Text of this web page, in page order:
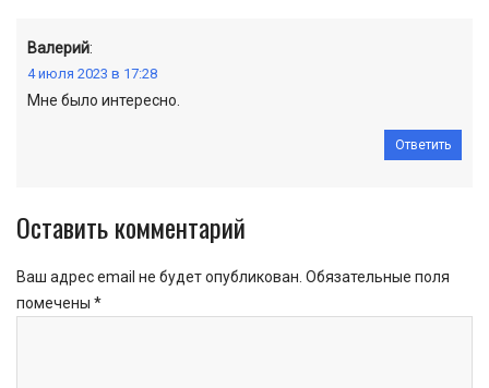
Валерий:
4 июля 2023 в 17:28
Мне было интересно.
Ответить
Оставить комментарий
Ваш адрес email не будет опубликован. Обязательные поля
помечены *